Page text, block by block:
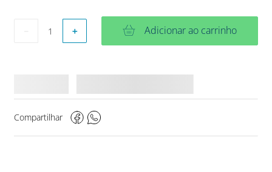
＋ Adicionar ao carrinho
Compartilhar